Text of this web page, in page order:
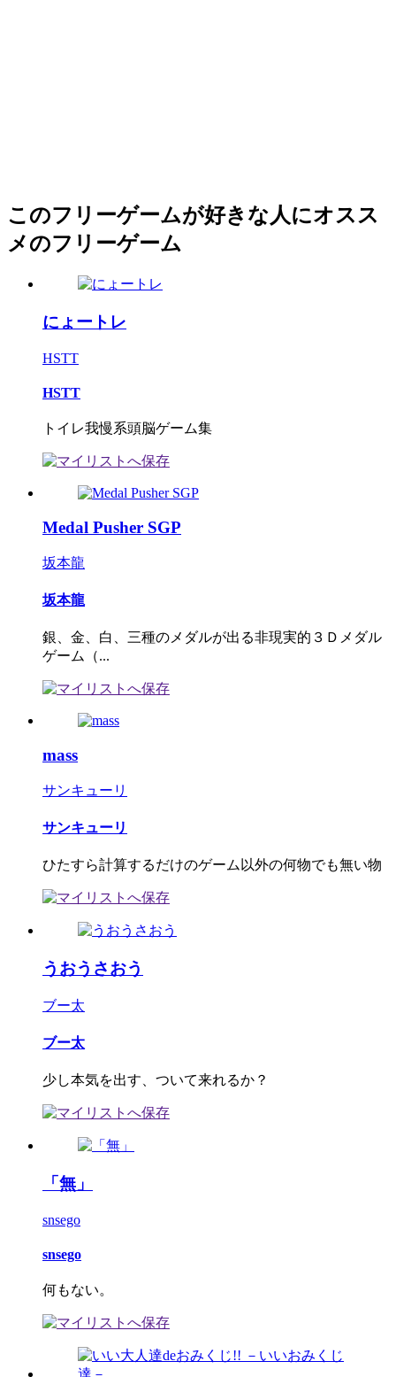
このフリーゲームが好きな人にオスス
メのフリーゲーム
にょートレ
HSTT
HSTT
トイレ我慢系頭脳ゲーム集
Medal Pusher SGP
坂本龍
坂本龍
銀、金、白、三種のメダルが出る非現実的３Ｄメダル
ゲーム（...
mass
サンキューリ
サンキューリ
ひたすら計算するだけのゲーム以外の何物でも無い物
うおうさおう
ブー太
ブー太
少し本気を出す、ついて来れるか？
「無」
snsego
snsego
何もない。